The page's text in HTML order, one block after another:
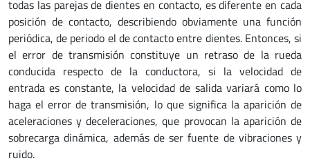
todas las parejas de dientes en contacto, es diferente en cada
posición de contacto, describiendo obviamente una función
periódica, de periodo el de contacto entre dientes. Entonces, si
el error de transmisión constituye un retraso de la rueda
conducida respecto de la conductora, si la velocidad de
entrada es constante, la velocidad de salida variará como lo
haga el error de transmisión, lo que significa la aparición de
aceleraciones y deceleraciones, que provocan la aparición de
sobrecarga dinámica, además de ser fuente de vibraciones y
ruido.